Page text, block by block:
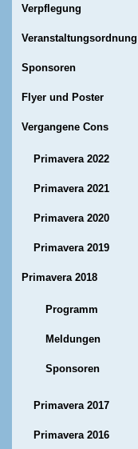
Verpflegung
Veranstaltungsordnung
Sponsoren
Flyer und Poster
Vergangene Cons
Primavera 2022
Primavera 2021
Primavera 2020
Primavera 2019
Primavera 2018
Programm
Meldungen
Sponsoren
Primavera 2017
Primavera 2016